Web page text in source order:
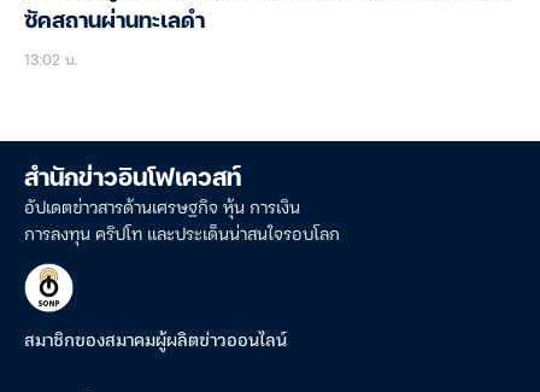
ซัคสถานผ่านทะเลดำ
13:02 น.
สำนักข่าวอินโฟเควสท์
อัปเดตข่าวสารด้านเศรษฐกิจ หุ้น การเงิน
การลงทุน คริปโท และประเด็นน่าสนใจรอบโลก
สมาชิกของสมาคมผู้ผลิตข่าวออนไลน์